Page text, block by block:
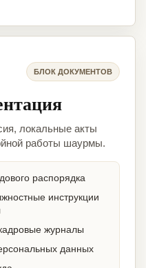
БЛОК ДОКУМЕНТОВ
локальные акты
работы шаурмы.
распорядка
инструкции
журналы
данных